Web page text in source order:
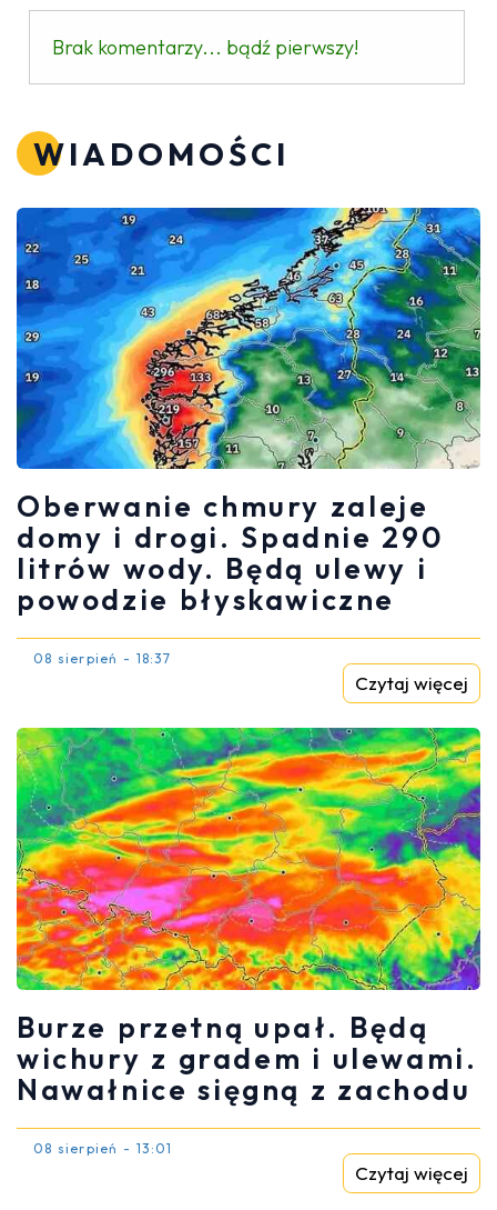
Brak komentarzy... bądź pierwszy!
WIADOMOŚCI
Oberwanie chmury zaleje
domy i drogi. Spadnie 290
litrów wody. Będą ulewy i
powodzie błyskawiczne
08 sierpień - 18:37
Czytaj więcej
Burze przetną upał. Będą
wichury z gradem i ulewami.
Nawałnice sięgną z zachodu
08 sierpień - 13:01
Czytaj więcej